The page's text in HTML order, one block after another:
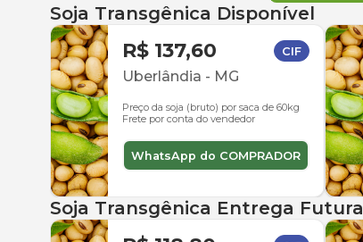
Soja Transgênica Disponível
R$ 137,60 CIF
Uberlândia - MG
Preço da soja (bruto) por saca de 60kg
Frete por conta do vendedor
WhatsApp do COMPRADOR
Soja Transgênica Entrega Futura